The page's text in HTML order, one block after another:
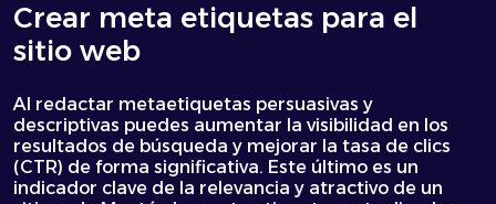
Crear meta etiquetas para el
sitio web
Al redactar metaetiquetas persuasivas y
descriptivas puedes aumentar la visibilidad en los
resultados de búsqueda y mejorar la tasa de clics
(CTR) de forma significativa. Este último es un
indicador clave de la relevancia y atractivo de un